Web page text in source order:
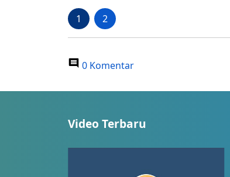
1 2
0 Komentar
Video Terbaru